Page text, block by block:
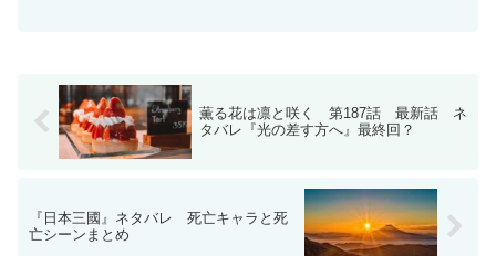
薫る花は凛と咲く 第187話 最新話 ネ
タバレ『光の差す方へ』最終回？
『日本三國』ネタバレ 死亡キャラと死
亡シーンまとめ